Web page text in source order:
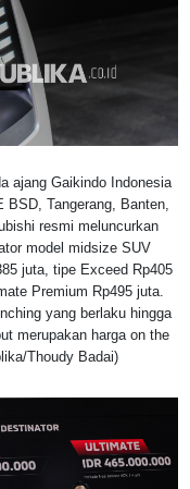
ajang Gaikindo Indonesia
BSD, Tangerang, Banten,
resmi meluncurkan
model midsize SUV
juta, tipe Exceed Rp405
Premium Rp495 juta.
yang berlaku hingga
merupakan harga on the
Thoudy Badai)